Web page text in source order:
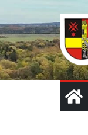
na
obsah